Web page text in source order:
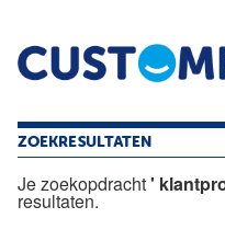
Home Opinie
ZOEKRESULTATEN
Je zoekopdracht'
resultaten.